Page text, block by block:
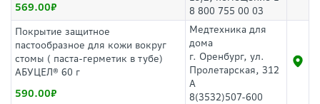
569.00
8 800 755 00 03
Покрытие защитное
пастообразное для кожи вокруг
стомы ( паста-герметик в тубе)
АБУЦЕЛ® 60 г
590.00
Медтехника для
дома
г. Оренбург, ул.
Пролетарская, 312
А
8(3532)507-600